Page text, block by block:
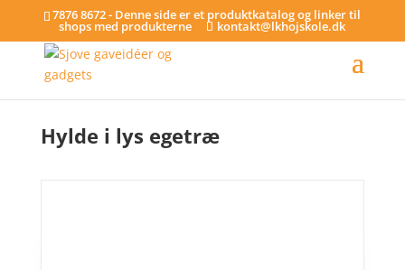
7876 8672 - Denne side er et produktkatalog og linker til
shops med produkterne kontakt@lkhojskole.dk
Hylde i lys egetræ